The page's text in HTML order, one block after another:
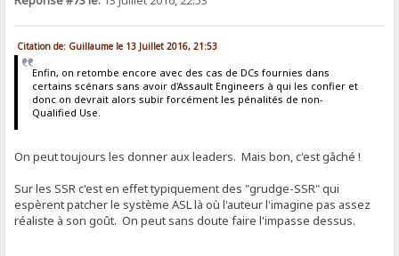
Citation de: Guillaume le 13 Juillet 2016, 21:53
Enfin, on retombe encore avec des cas de DCs fournies dans
certains scénars sans avoir d'Assault Engineers à qui les confier et
donc on devrait alors subir forcément les pénalités de non-
Qualified Use.
On peut toujours les donner aux leaders. Mais bon, c'est gâché !
Sur les SSR c'est en effet typiquement des "grudge-SSR" qui
espèrent patcher le système ASL là où l'auteur l'imagine pas assez
réaliste à son goût. On peut sans doute faire l'impasse dessus.